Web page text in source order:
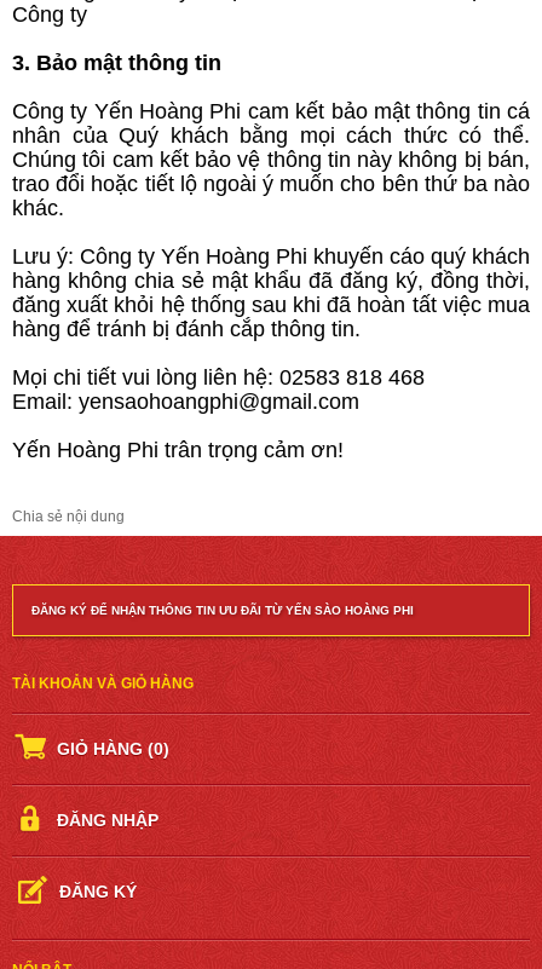
Công ty
3. Bảo mật thông tin
Công ty Yến Hoàng Phi cam kết bảo mật thông tin cá
nhân của Quý khách bằng mọi cách thức có thể.
Chúng tôi cam kết bảo vệ thông tin này không bị bán,
trao đổi hoặc tiết lộ ngoài ý muốn cho bên thứ ba nào
khác.
Lưu ý: Công ty Yến Hoàng Phi khuyến cáo quý khách
hàng không chia sẻ mật khẩu đã đăng ký, đồng thời,
đăng xuất khỏi hệ thống sau khi đã hoàn tất việc mua
hàng để tránh bị đánh cắp thông tin.
Mọi chi tiết vui lòng liên hệ: 02583 818 468
Email: yensaohoangphi@gmail.com
Yến Hoàng Phi trân trọng cảm ơn!
Chia sẻ nội dung
ĐĂNG KÝ ĐỂ NHẬN THÔNG TIN ƯU ĐÃI TỪ YẾN SÀO HOÀNG PHI
TÀI KHOẢN VÀ GIỎ HÀNG
GIỎ HÀNG(0)
ĐĂNG NHẬP
ĐĂNG KÝ